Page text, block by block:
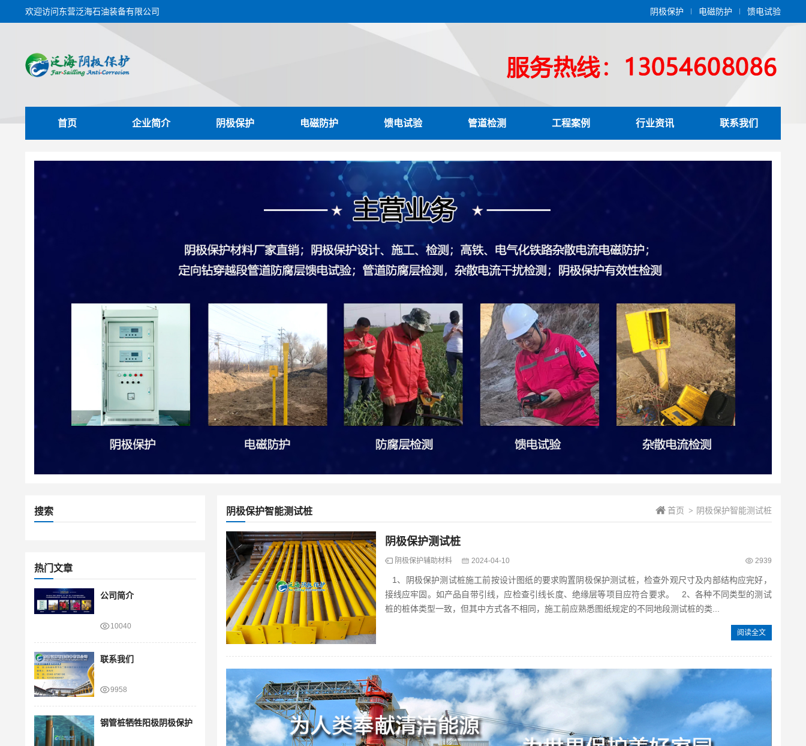
欢迎访问东营泛海石油装备有限公司 阴极保护 电磁防护 馈电试验
首页 企业简介 阴极保护 电磁防护 馈电试验 管道检测 工程案例 行业资讯 联系我们
搜索
热门文章
公司简介
10040
联系我们
9958
钢管桩牺牲阳极阴极保护
首页 > 阴极保护智能测试桩
阴极保护智能测试桩
阴极保护测试桩
阴极保护辅助材料 2024-04-10 2939
1、阴极保护测试桩施工前按设计图纸的要求购置阴极保护测试桩，检查外观尺寸及内部结构应完好，
接线应牢固。如产品自带引线，应检查引线长度、绝缘层等项目应符合要求。 2、各种不同类型的测试
桩的桩体类型一致，但其中方式各不相同，施工前应熟悉图纸规定的不同地段测试桩的类...
阅读全文